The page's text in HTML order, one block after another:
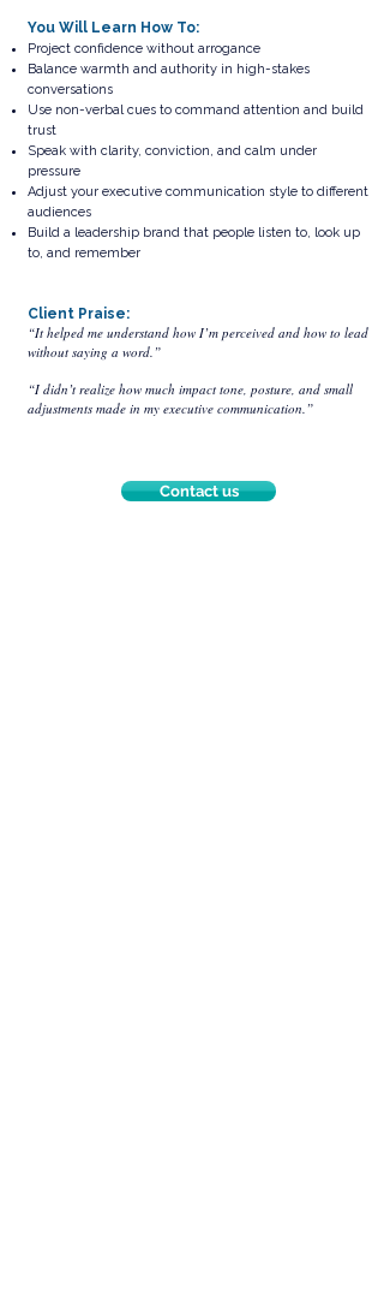
You Will Learn How To:
Project confidence without arrogance
Balance warmth and authority in high-stakes
conversations
Use non-verbal cues to command attention and build
trust
Speak with clarity, conviction, and calm under
pressure
Adjust your executive communication style to different
audiences
Build a leadership brand that people listen to, look up
to, and remember
Client Praise:
“It helped me understand how I’m perceived and how to lead
without saying a word.”
“I didn’t realize how much impact tone, posture, and small
adjustments made in my executive communication.”
Contact us